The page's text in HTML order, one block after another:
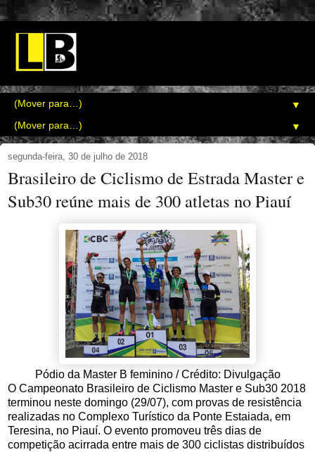
▼
▼
segunda-feira, 30 de julho de 2018
Brasileiro de Ciclismo de Estrada Master e
Sub30 reúne mais de 300 atletas no Piauí
Pódio da Master B feminino / Crédito: Divulgação
O Campeonato Brasileiro de Ciclismo Master e Sub30 2018
terminou neste domingo (29/07), com provas de resistência
realizadas no Complexo Turístico da Ponte Estaiada, em
Teresina, no Piauí. O evento promoveu três dias de
competição acirrada entre mais de 300 ciclistas distribuídos